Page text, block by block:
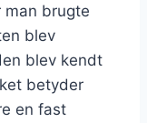
man brugte
blev
blev kendt
betyder
en fast